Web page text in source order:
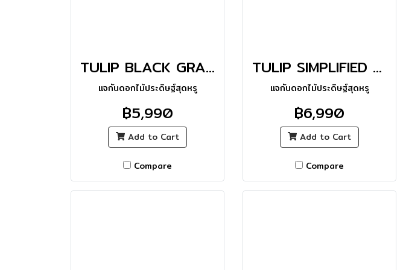
TULIP BLACK GRADUAL VASE_M
แจกันดอกไม้ประดิษฐ์สุดหรู
฿5,990
Add to Cart
Compare
TULIP SIMPLIFIED STRIPED VASE_L
แจกันดอกไม้ประดิษฐ์สุดหรู
฿6,990
Add to Cart
Compare